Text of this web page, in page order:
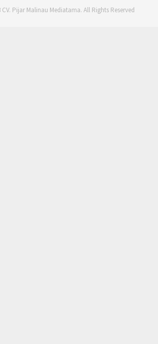
Pijar Malinau Mediatama. All Rights Reserved